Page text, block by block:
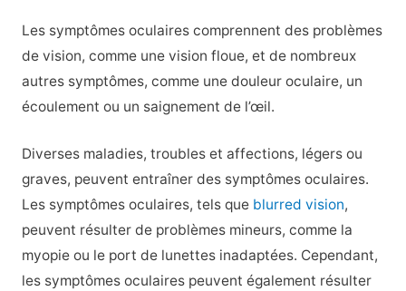
Les symptômes oculaires comprennent des problèmes
de vision, comme une vision floue, et de nombreux
autres symptômes, comme une douleur oculaire, un
écoulement ou un saignement de l’œil.
Diverses maladies, troubles et affections, légers ou
graves, peuvent entraîner des symptômes oculaires.
Les symptômes oculaires, tels que blurred vision,
peuvent résulter de problèmes mineurs, comme la
myopie ou le port de lunettes inadaptées. Cependant,
les symptômes oculaires peuvent également résulter